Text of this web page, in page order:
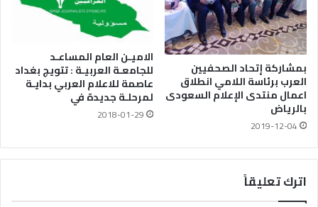
بمشاركة إتحاد الصحفيين
العرب برئاسة اللامي انطلاق
اعمال منتدى الإعلام السعودى
بالرياض
2019-12-04
الاميـن العام المساعـد
للجامعـة العربيـة : تتويج بغداد
عاصمة للاعلام العربي بدايـة
لمرحلـة جديدة في
2018-01-29
اترك تعليقاً